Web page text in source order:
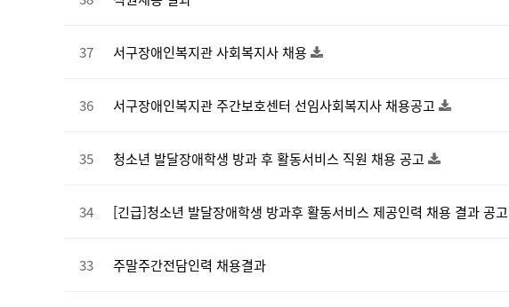
37 서구장애인복지관 사회복지사 채용
36 서구장애인복지관 주간보호센터 선임사회복지사 채용공고
35 청소년 발달장애학생 방과 후 활동서비스 직원 채용 공고
34 [긴급]청소년 발달장애학생 방과후 활동서비스 제공인력 채용 결과 공고
33 주말주간전담인력 채용결과